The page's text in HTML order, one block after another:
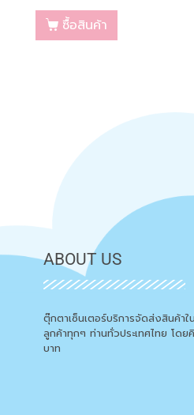
ซื้อสินค้า
ABOUT US
ตุ๊กตาเซ็นเตอร์บริการจัดส่งสินค้
ลูกค้าทุกๆ ท่านทั่วประเทศไทย โด
บาท